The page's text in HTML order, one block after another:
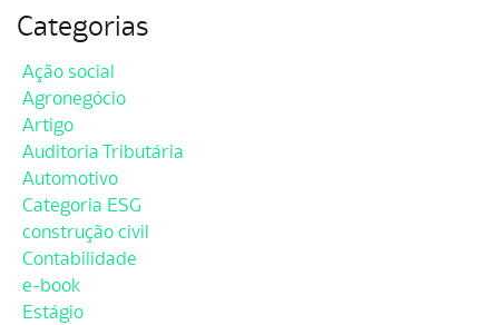
Categorias
Ação social
Agronegócio
Artigo
Auditoria Tributária
Automotivo
Categoria ESG
construção civil
Contabilidade
e-book
Estágio